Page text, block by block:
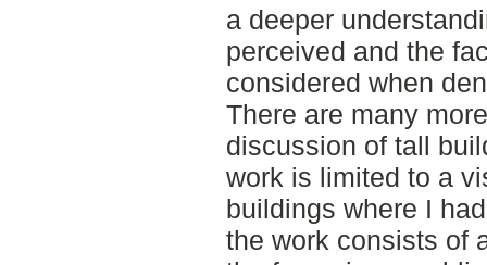
a deeper
perceived and the
considered when
There are many
discussion of tall
work is limited to a
buildings where I
the work consists of